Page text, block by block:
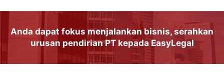
Anda dapat fokus menjalankanbisnis, serahkan
urusan pendirian PT kepada EasyLegal